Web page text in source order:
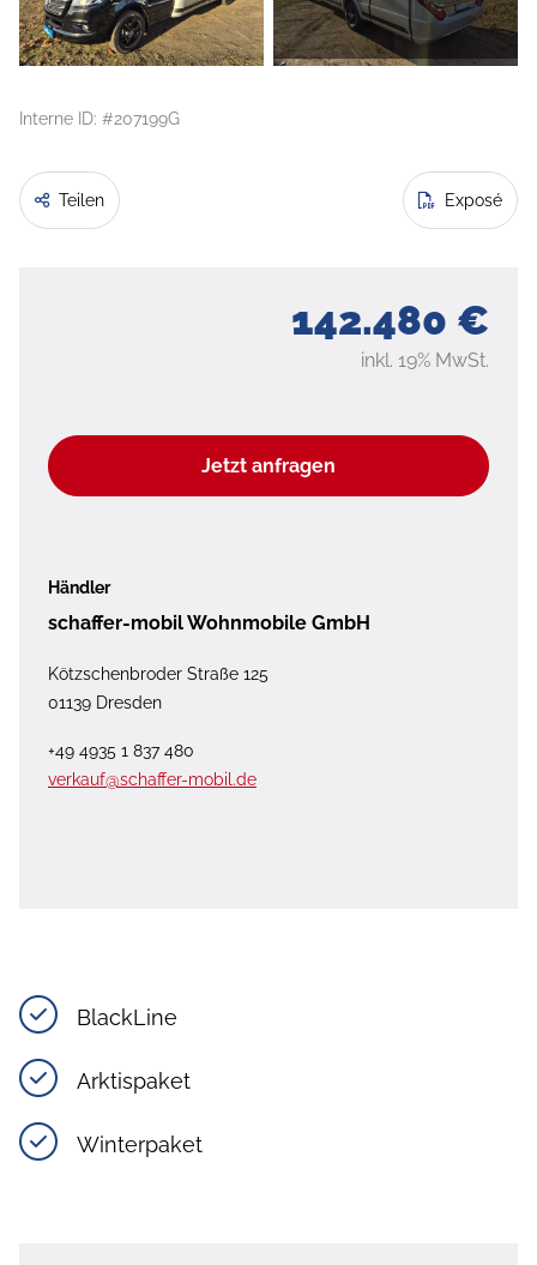
Interne ID: #207199G
Teilen Exposé
142.480 €
inkl. 19% MwSt.
Jetzt anfragen
Händler
schaffer-mobil Wohnmobile GmbH
Kötzschenbroder Straße 125
01139 Dresden
+49 4935 1 837 480
verkauf@schaffer-mobil.de
BlackLine
Arktispaket
Winterpaket